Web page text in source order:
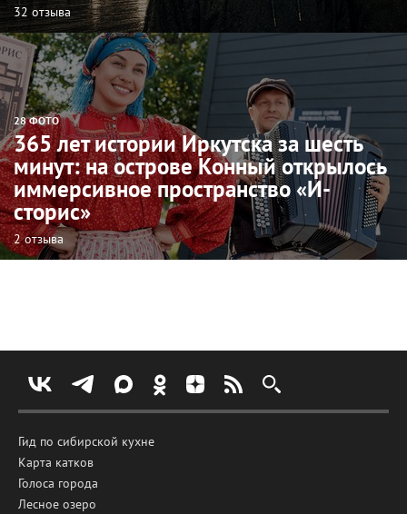
32 отзыва
28 ФОТО
365 лет истории Иркутска за шесть
минут: на острове Конный открылось
иммерсивное пространство «И-
сторис»
2 отзыва
Гид по сибирской кухне
Карта катков
Голоса города
Лесное озеро